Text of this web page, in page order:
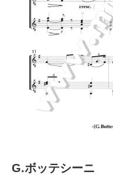
G.ボッテシーニ